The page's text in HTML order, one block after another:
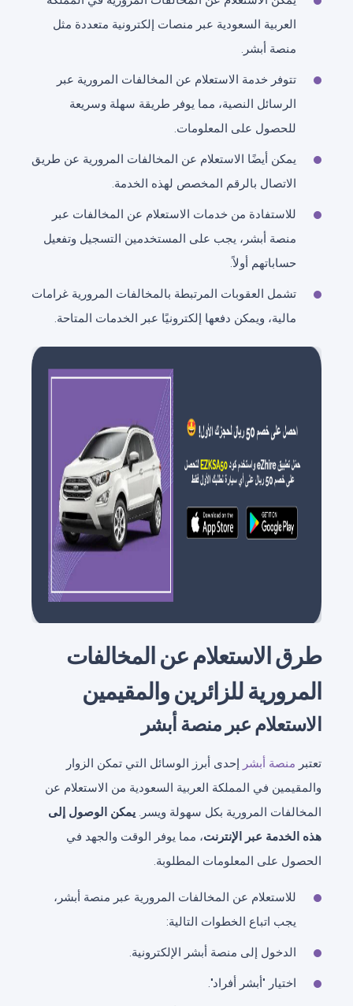
العربية السعودية عبر منصات إلكترونية متعددة مثل
منصة أبشر.
تتوفر خدمة الاستعلام عن المخالفات المرورية عبر
الرسائل النصية، مما يوفر طريقة سهلة وسريعة
للحصول على المعلومات.
يمكن أيضًا الاستعلام عن المخالفات المرورية عن طريق
الاتصال بالرقم المخصص لهذه الخدمة.
للاستفادة من خدمات الاستعلام عن المخالفات عبر
منصة أبشر، يجب على المستخدمين التسجيل وتفعيل
حساباتهم أولاً.
تشمل العقوبات المرتبطة بالمخالفات المرورية غرامات
مالية، ويمكن دفعها إلكترونيًا عبر الخدمات المتاحة.
طرق الاستعلام عن المخالفات
المرورية للزائرين والمقيمين
الاستعلام عبر منصة أبشر
تعتبر منصة أبشر إحدى أبرز الوسائل التي تمكن الزوار
والمقيمين في المملكة العربية السعودية من الاستعلام عن
المخالفات المرورية بكل سهولة ويسر. يمكن الوصول إلى
هذه الخدمة عبر الإنترنت، مما يوفر الوقت والجهد في
الحصول على المعلومات المطلوبة.
للاستعلام عن المخالفات المرورية عبر منصة أبشر،
يجب اتباع الخطوات التالية:
الدخول إلى منصة أبشر الإلكترونية.
اختيار "أبشر أفراد".